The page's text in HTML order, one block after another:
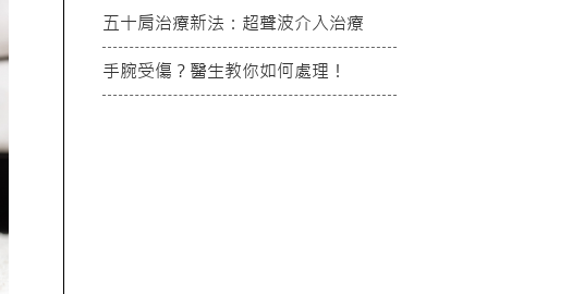
五十肩治療新法：超聲波介入治療
手腕受傷？醫生教你如何處理！